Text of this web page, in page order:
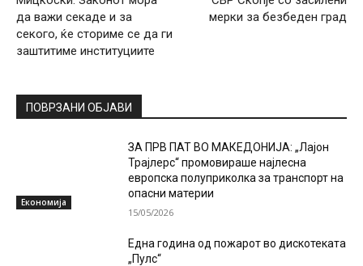
да важи секаде и за
секого, ќе сториме се да ги
заштитиме институциите
мерки за безбеден град
ПОВРЗАНИ ОБЈАВИ
Економија
ЗА ПРВ ПАТ ВО МАКЕДОНИЈА: „Лајон
Трајлерс“ промовираше најлесна
европска полуприколка за транспорт на
опасни материи
15/05/2026
Една година од пожарот во дискотеката
„Пулс“